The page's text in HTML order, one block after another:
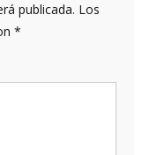
publicada. Los
*